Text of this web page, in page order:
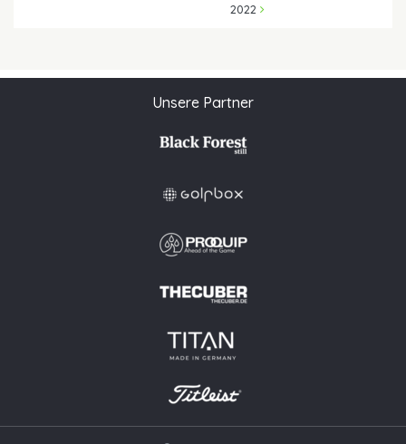
angenehmeres Surfen zu ermöglichen.
2022
Unsere Partner